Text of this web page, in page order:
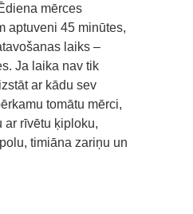
mērces
aptuveni 45 minūtes,
laiks –
Ja laika nav tik
ar kādu sev
tomātu mērci,
ar rīvētu ķiploku,
timiāna zariņu un